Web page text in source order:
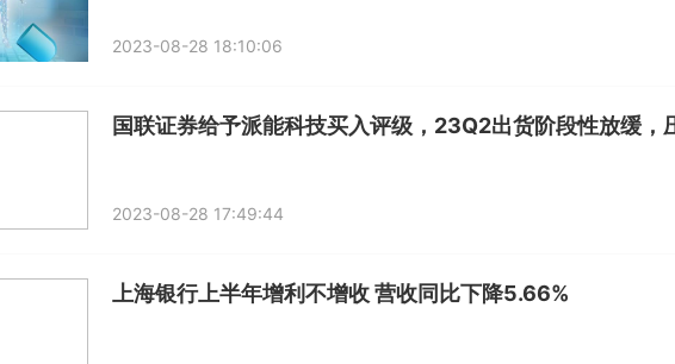
2023-08-28 18:10:06
2023-08-28 17:49:44
上海银行上半年增利不增收 营收同比下降5.66%